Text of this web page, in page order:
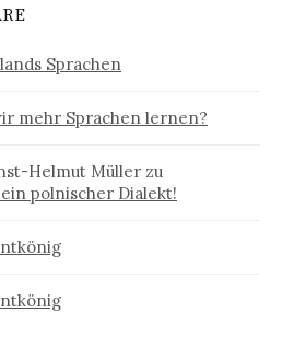
Sprachen
mehr Sprachen lernen?
Helmut Müller zu
polnischer Dialekt!